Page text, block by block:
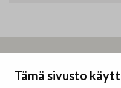
Tämä sivusto
Erottajankatu 9 B